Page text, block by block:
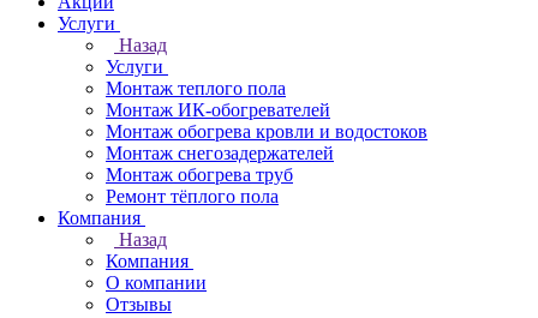
Услуги
Назад
Услуги
Монтаж теплого пола
Монтаж ИК-обогревателей
Монтаж обогрева кровли и водостоков
Монтаж снегозадержателей
Монтаж обогрева труб
Ремонт тёплого пола
Компания
Назад
Компания
О компании
Отзывы